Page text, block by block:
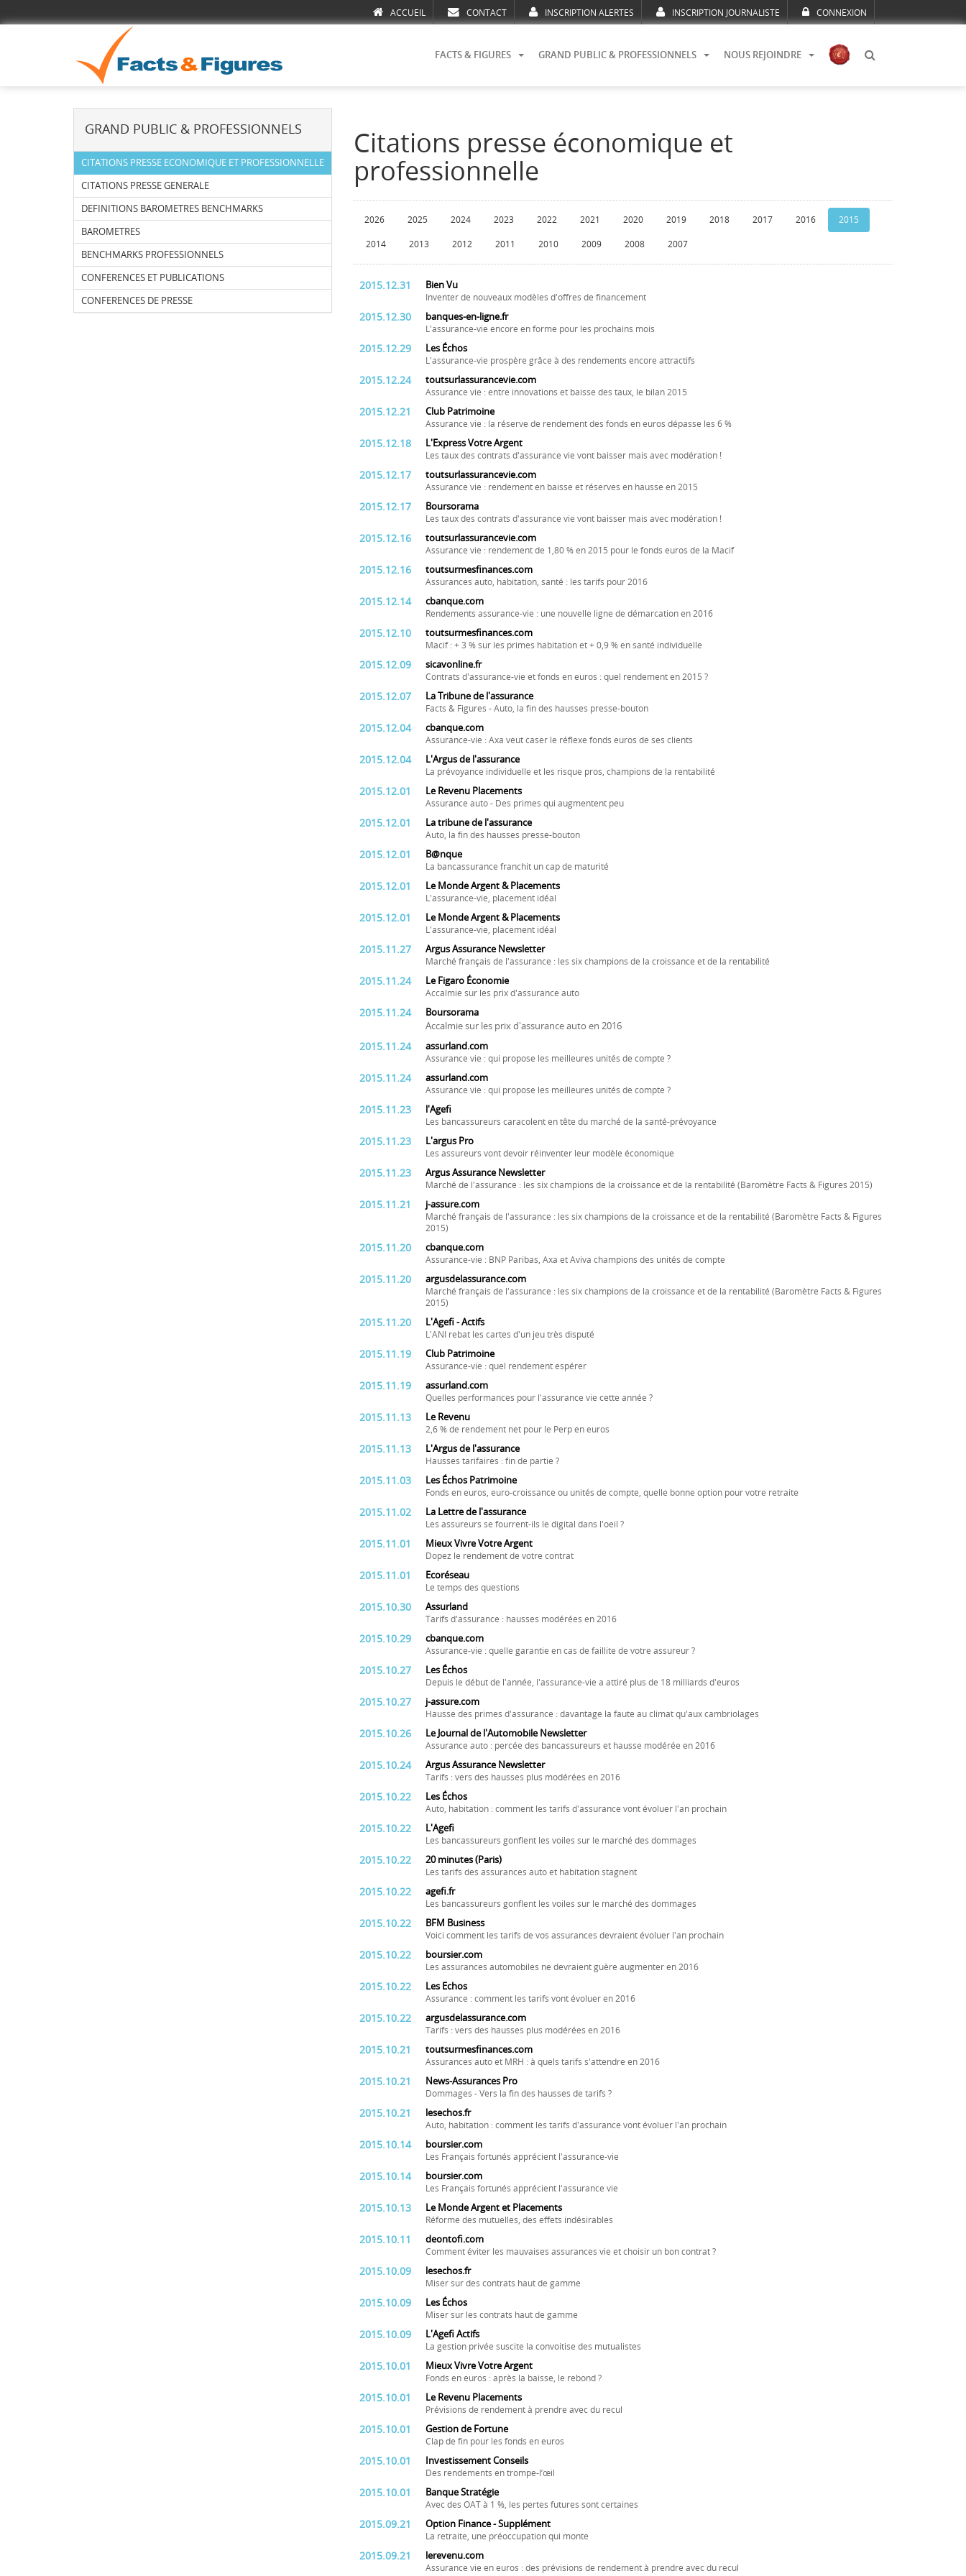
ACCUEIL CONTACT INSCRIPTION ALERTES INSCRIPTION JOURNALISTE CONNEXION
FACTS & FIGURES GRAND PUBLIC & PROFESSIONNELS NOUS REJOINDRE
GRAND PUBLIC & PROFESSIONNELS
CITATIONS PRESSE ECONOMIQUE ET PROFESSIONNELLE
CITATIONS PRESSE GENERALE
DEFINITIONS BAROMETRES BENCHMARKS
BAROMETRES
BENCHMARKS PROFESSIONNELS
CONFERENCES ET PUBLICATIONS
CONFERENCES DE PRESSE
Citations presse économique et
professionnelle
2026 2025 2024 2023 2022 2021 2020 2019 2018 2017 2016 2015
2014 2013 2012 2011 2010 2009 2008 2007
2015.12.31 Bien Vu
Inventer de nouveaux modèles d'offres de financement
2015.12.30 banques-en-ligne.fr
L'assurance-vie encore en forme pour les prochains mois
2015.12.29 Les Échos
L'assurance-vie prospère grâce à des rendements encore attractifs
2015.12.24 toutsurlassurancevie.com
Assurance vie : entre innovations et baisse des taux, le bilan 2015
2015.12.21 Club Patrimoine
Assurance vie : la réserve de rendement des fonds en euros dépasse les 6 %
2015.12.18 L'Express Votre Argent
Les taux des contrats d'assurance vie vont baisser mais avec modération !
2015.12.17 toutsurlassurancevie.com
Assurance vie : rendement en baisse et réserves en hausse en 2015
2015.12.17 Boursorama
Les taux des contrats d'assurance vie vont baisser mais avec modération !
2015.12.16 toutsurlassurancevie.com
Assurance vie : rendement de 1,80 % en 2015 pour le fonds euros de la Macif
2015.12.16 toutsurmesfinances.com
Assurances auto, habitation, santé : les tarifs pour 2016
2015.12.14 cbanque.com
Rendements assurance-vie : une nouvelle ligne de démarcation en 2016
2015.12.10 toutsurmesfinances.com
Macif : + 3 % sur les primes habitation et + 0,9 % en santé individuelle
2015.12.09 sicavonline.fr
Contrats d'assurance-vie et fonds en euros : quel rendement en 2015 ?
2015.12.07 La Tribune de l'assurance
Facts & Figures - Auto, la fin des hausses presse-bouton
2015.12.04 cbanque.com
Assurance-vie : Axa veut caser le réflexe fonds euros de ses clients
2015.12.04 L'Argus de l'assurance
La prévoyance individuelle et les risque pros, champions de la rentabilité
2015.12.01 Le Revenu Placements
Assurance auto - Des primes qui augmentent peu
2015.12.01 La tribune de l'assurance
Auto, la fin des hausses presse-bouton
2015.12.01 B@nque
La bancassurance franchit un cap de maturité
2015.12.01 Le Monde Argent & Placements
L'assurance-vie, placement idéal
2015.12.01 Le Monde Argent & Placements
L'assurance-vie, placement idéal
2015.11.27 Argus Assurance Newsletter
Marché français de l'assurance : les six champions de la croissance et de la rentabilité
2015.11.24 Le Figaro Économie
Accalmie sur les prix d'assurance auto
2015.11.24
Boursorama
Accalmie sur les prix d'assurance auto en 2016
2015.11.24 assurland.com
Assurance vie : qui propose les meilleures unités de compte ?
2015.11.24 assurland.com
Assurance vie : qui propose les meilleures unités de compte ?
2015.11.23 l'Agefi
Les bancassureurs caracolent en tête du marché de la santé-prévoyance
2015.11.23 L'argus Pro
Les assureurs vont devoir réinventer leur modèle économique
2015.11.23 Argus Assurance Newsletter
Marché de l'assurance : les six champions de la croissance et de la rentabilité (Baromètre Facts & Figures 2015)
2015.11.21 j-assure.com
Marché français de l'assurance : les six champions de la croissance et de la rentabilité (Baromètre Facts & Figures
2015)
2015.11.20 cbanque.com
Assurance-vie : BNP Paribas, Axa et Aviva champions des unités de compte
2015.11.20 argusdelassurance.com
Marché français de l'assurance : les six champions de la croissance et de la rentabilité (Baromètre Facts & Figures
2015)
2015.11.20 L'Agefi - Actifs
L'ANI rebat les cartes d'un jeu très disputé
2015.11.19 Club Patrimoine
Assurance-vie : quel rendement espérer
2015.11.19 assurland.com
Quelles performances pour l'assurance vie cette année ?
2015.11.13 Le Revenu
2,6 % de rendement net pour le Perp en euros
2015.11.13 L'Argus de l'assurance
Hausses tarifaires : fin de partie ?
2015.11.03 Les Échos Patrimoine
Fonds en euros, euro-croissance ou unités de compte, quelle bonne option pour votre retraite
2015.11.02 La Lettre de l'assurance
Les assureurs se fourrent-ils le digital dans l'oeil ?
2015.11.01 Mieux Vivre Votre Argent
Dopez le rendement de votre contrat
2015.11.01 Ecoréseau
Le temps des questions
2015.10.30 Assurland
Tarifs d'assurance : hausses modérées en 2016
2015.10.29 cbanque.com
Assurance-vie : quelle garantie en cas de faillite de votre assureur ?
2015.10.27 Les Échos
Depuis le début de l'année, l'assurance-vie a attiré plus de 18 milliards d'euros
2015.10.27 j-assure.com
Hausse des primes d'assurance : davantage la faute au climat qu'aux cambriolages
2015.10.26 Le Journal de l'Automobile Newsletter
Assurance auto : percée des bancassureurs et hausse modérée en 2016
2015.10.24 Argus Assurance Newsletter
Tarifs : vers des hausses plus modérées en 2016
2015.10.22 Les Échos
Auto, habitation : comment les tarifs d'assurance vont évoluer l'an prochain
2015.10.22 L'Agefi
Les bancassureurs gonflent les voiles sur le marché des dommages
2015.10.22 20 minutes (Paris)
Les tarifs des assurances auto et habitation stagnent
2015.10.22 agefi.fr
Les bancassureurs gonflent les voiles sur le marché des dommages
2015.10.22 BFM Business
Voici comment les tarifs de vos assurances devraient évoluer l'an prochain
2015.10.22 boursier.com
Les assurances automobiles ne devraient guère augmenter en 2016
2015.10.22 Les Echos
Assurance : comment les tarifs vont évoluer en 2016
2015.10.22 argusdelassurance.com
Tarifs : vers des hausses plus modérées en 2016
2015.10.21 toutsurmesfinances.com
Assurances auto et MRH : à quels tarifs s'attendre en 2016
2015.10.21 News-Assurances Pro
Dommages - Vers la fin des hausses de tarifs ?
2015.10.21 lesechos.fr
Auto, habitation : comment les tarifs d'assurance vont évoluer l'an prochain
2015.10.14 boursier.com
Les Français fortunés apprécient l'assurance-vie
2015.10.14 boursier.com
Les Français fortunés apprécient l'assurance vie
2015.10.13 Le Monde Argent et Placements
Réforme des mutuelles, des effets indésirables
2015.10.11 deontofi.com
Comment éviter les mauvaises assurances vie et choisir un bon contrat ?
2015.10.09 lesechos.fr
Miser sur des contrats haut de gamme
2015.10.09 Les Échos
Miser sur les contrats haut de gamme
2015.10.09 L'Agefi Actifs
La gestion privée suscite la convoitise des mutualistes
2015.10.01 Mieux Vivre Votre Argent
Fonds en euros : après la baisse, le rebond ?
2015.10.01 Le Revenu Placements
Prévisions de rendement à prendre avec du recul
2015.10.01 Gestion de Fortune
Clap de fin pour les fonds en euros
2015.10.01 Investissement Conseils
Des rendements en trompe-l’œil
2015.10.01 Banque Stratégie
Avec des OAT à 1 %, les pertes futures sont certaines
2015.09.21 Option Finance - Supplément
La retraite, une préoccupation qui monte
2015.09.21 lerevenu.com
Assurance vie en euros : des prévisions de rendement à prendre avec du recul